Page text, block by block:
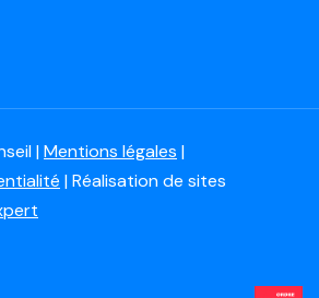
|Mentions légales |
| Réalisation de sites